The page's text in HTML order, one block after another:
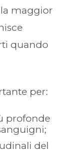
maggior
quando
per:
profonde
del